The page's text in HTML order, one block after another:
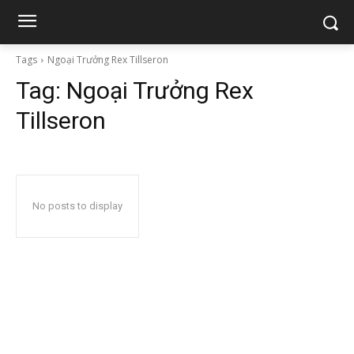
Tags Ngoại Trưởng Rex Tillseron
Tag: Ngoại Trưởng Rex
Tillseron
No posts to display